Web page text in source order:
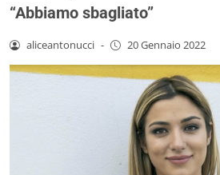
“Abbiamo sbagliato”
aliceantonucci - 20 Gennaio 2022